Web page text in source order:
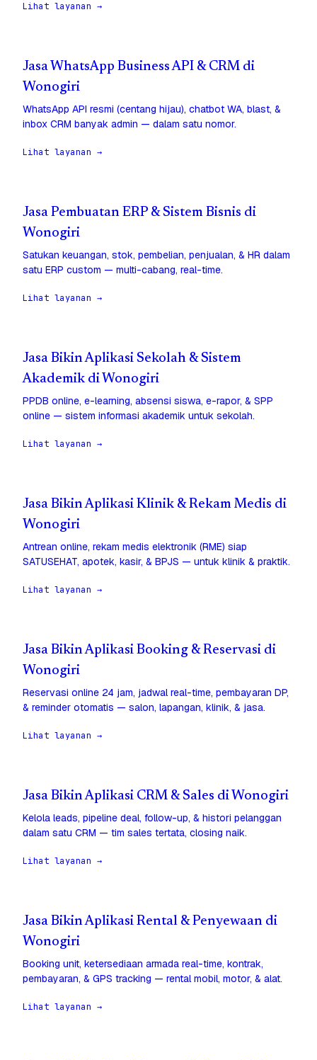
Lihat layanan →
Jasa WhatsApp Business API & CRM di
Wonogiri
WhatsApp API resmi (centang hijau), chatbot WA, blast, &
inbox CRM banyak admin — dalam satu nomor.
Lihat layanan →
Jasa Pembuatan ERP & Sistem Bisnis di
Wonogiri
Satukan keuangan, stok, pembelian, penjualan, & HR dalam
satu ERP custom — multi-cabang, real-time.
Lihat layanan →
Jasa Bikin Aplikasi Sekolah & Sistem
Akademik di Wonogiri
PPDB online, e-learning, absensi siswa, e-rapor, & SPP
online — sistem informasi akademik untuk sekolah.
Lihat layanan →
Jasa Bikin Aplikasi Klinik & Rekam Medis di
Wonogiri
Antrean online, rekam medis elektronik (RME) siap
SATUSEHAT, apotek, kasir, & BPJS — untuk klinik & praktik.
Lihat layanan →
Jasa Bikin Aplikasi Booking & Reservasi di
Wonogiri
Reservasi online 24 jam, jadwal real-time, pembayaran DP,
& reminder otomatis — salon, lapangan, klinik, & jasa.
Lihat layanan →
Jasa Bikin Aplikasi CRM & Sales di Wonogiri
Kelola leads, pipeline deal, follow-up, & histori pelanggan
dalam satu CRM — tim sales tertata, closing naik.
Lihat layanan →
Jasa Bikin Aplikasi Rental & Penyewaan di
Wonogiri
Booking unit, ketersediaan armada real-time, kontrak,
pembayaran, & GPS tracking — rental mobil, motor, & alat.
Lihat layanan →